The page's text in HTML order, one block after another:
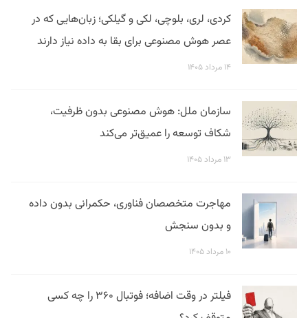
کردی، لری، بلوچی، لکی و گیلکی؛ زبان‌هایی که در
عصر هوش مصنوعی برای بقا به داده نیاز دارند
۱۴ مرداد ۱۴۰۵
سازمان ملل: هوش مصنوعی بدون ظرفیت،
شکاف توسعه را عمیق‌تر می‌کند
۱۳ مرداد ۱۴۰۵
مهاجرت متخصصان فناوری، حکمرانی بدون داده
و بدون سنجش
۱۰ مرداد ۱۴۰۵
فیلتر در وقت اضافه؛ فوتبال ۳۶۰ را چه کسی